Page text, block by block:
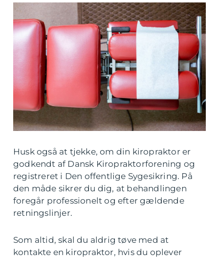
Husk også at tjekke, om din kiropraktor er
godkendt af Dansk Kiropraktorforening og
registreret i Den offentlige Sygesikring. På
den måde sikrer du dig, at behandlingen
foregår professionelt og efter gældende
retningslinjer.
Som altid, skal du aldrig tøve med at
kontakte en kiropraktor, hvis du oplever